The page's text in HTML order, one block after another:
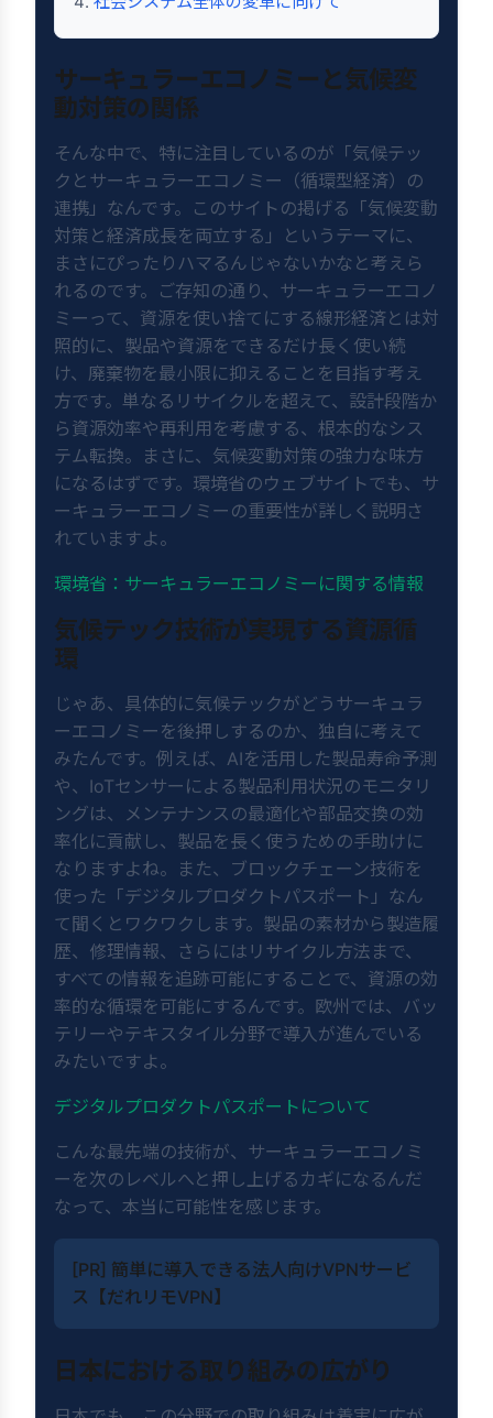
サーキュラーエコノミーと気候変
動対策の関係
そんな中で、特に注目しているのが「気候テッ
クとサーキュラーエコノミー（循環型経済）の
連携」なんです。このサイトの掲げる「気候変動
対策と経済成長を両立する」というテーマに、
まさにぴったりハマるんじゃないかなと考えら
れるのです。ご存知の通り、サーキュラーエコノ
ミーって、資源を使い捨てにする線形経済とは対
照的に、製品や資源をできるだけ長く使い続
け、廃棄物を最小限に抑えることを目指す考え
方です。単なるリサイクルを超えて、設計段階か
ら資源効率や再利用を考慮する、根本的なシス
テム転換。まさに、気候変動対策の強力な味方
になるはずです。環境省のウェブサイトでも、サ
ーキュラーエコノミーの重要性が詳しく説明さ
れていますよ。
環境省：サーキュラーエコノミーに関する情報
気候テック技術が実現する資源循
環
じゃあ、具体的に気候テックがどうサーキュラ
ーエコノミーを後押しするのか、独自に考えて
みたんです。例えば、AIを活用した製品寿命予測
や、IoTセンサーによる製品利用状況のモニタリ
ングは、メンテナンスの最適化や部品交換の効
率化に貢献し、製品を長く使うための手助けに
なりますよね。また、ブロックチェーン技術を
使った「デジタルプロダクトパスポート」なん
て聞くとワクワクします。製品の素材から製造履
歴、修理情報、さらにはリサイクル方法まで、
すべての情報を追跡可能にすることで、資源の効
率的な循環を可能にするんです。欧州では、バッ
テリーやテキスタイル分野で導入が進んでいる
みたいですよ。
デジタルプロダクトパスポートについて
こんな最先端の技術が、サーキュラーエコノミ
ーを次のレベルへと押し上げるカギになるんだ
なって、本当に可能性を感じます。
[PR] 簡単に導入できる法人向けVPNサービ
ス【だれリモVPN】
日本における取り組みの広がり